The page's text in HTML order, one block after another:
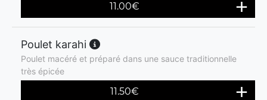
11.00€
Poulet karahi
Poulet macéré et préparé dans une sauce traditionnelle
très épicée
11.50€